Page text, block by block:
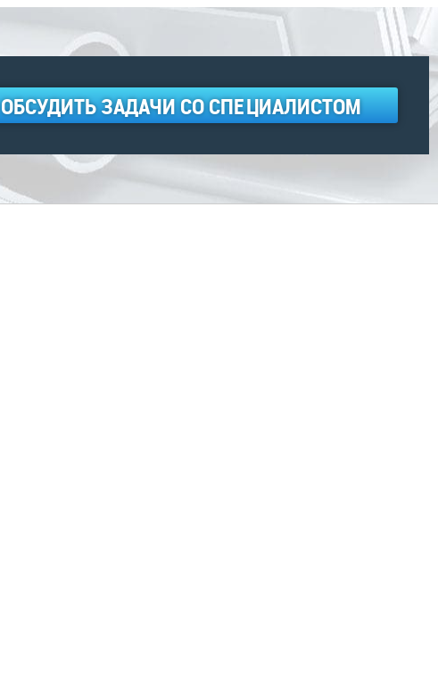
ОБСУДИТЬ ЗАДАЧИ СО СПЕЦИАЛИСТОМ